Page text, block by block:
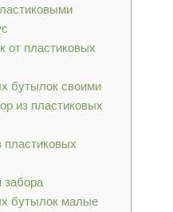
от пластиковых
бутылок своими
из пластиковых
пластиковых
забора
бутылок малые